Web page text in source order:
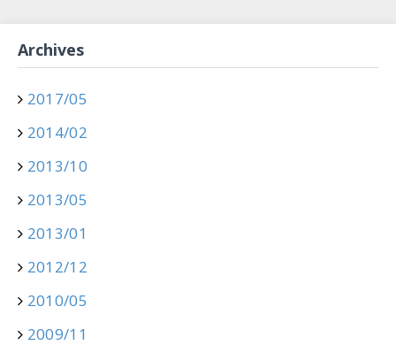
Archives
2017/05
2014/02
2013/10
2013/05
2013/01
2012/12
2010/05
2009/11